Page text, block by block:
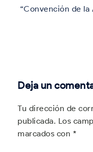
“Convención de la
Deja un
Tu dirección de
publicada. Los
marcados con *